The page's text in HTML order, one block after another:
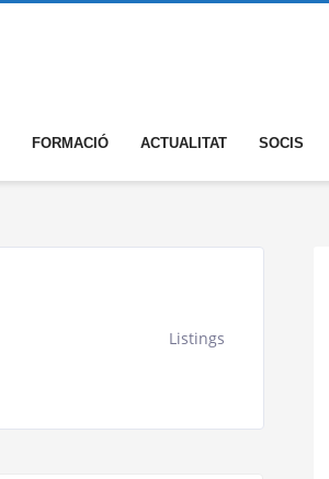
FORMACIÓ ACTUALITAT SOCIS
Listings